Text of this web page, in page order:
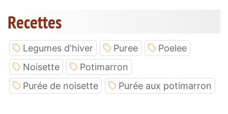
Recettes
Legumes d'hiver Puree
Poelee
Noisette
Potimarron
Purée de noisette
Purée aux potimarron